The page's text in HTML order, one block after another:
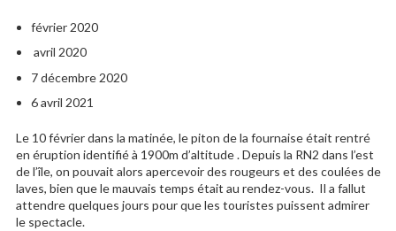
février 2020
avril 2020
7 décembre 2020
6 avril 2021
Le 10 février dans la matinée, le piton de la fournaise était rentré
en éruption identifié à 1900m d’altitude . Depuis la RN2 dans l’est
de l’île, on pouvait alors apercevoir des rougeurs et des coulées de
laves, bien que le mauvais temps était au rendez-vous. Il a fallut
attendre quelques jours pour que les touristes puissent admirer
le spectacle.